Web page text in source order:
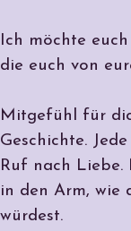
Ich möchte
die euch von
Mitgefühl für
Geschichte.
Ruf nach Liebe.
in den Arm, wie
würdest.